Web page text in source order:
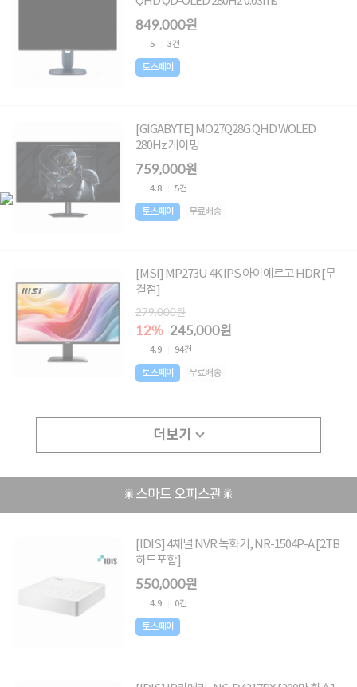
849,000원
5 3건
토스페이
[GIGABYTE] MO27Q28G QHD WOLED
280Hz 게이밍
759,000원
4.8 5건
토스페이 무료배송
[MSI] MP273U 4K IPS 아이에르고 HDR [무
결점]
279,000원
12% 245,000원
4.9 94건
토스페이 무료배송
더보기
🎇스마트 오피스관🎇
[IDIS] 4채널 NVR 녹화기, NR-1504P-A [2TB
하드포함]
550,000원
4.9 0건
토스페이